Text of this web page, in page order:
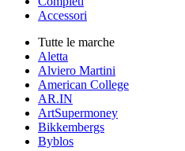
Accessori
Tutte le marche
Aletta
Alviero Martini
American College
AR.IN
ArtSupermoney
Bikkembergs
Byblos